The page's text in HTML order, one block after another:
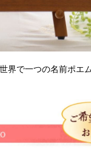
界で一つの名前ポエム